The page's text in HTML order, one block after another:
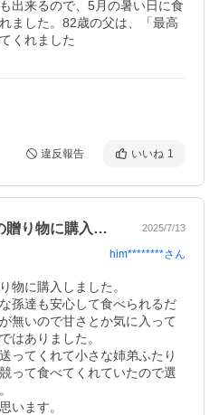
出来るので、5月の暑い日に食
ました。82歳の父は、「最高
くれました
違反報告 いいね 1
遠方にいる息子家族への贈り物に購入しま… 2025/7/13
him********さん
物に購入しました。
孫達も安心して食べられるだ
無いので甘さとか気に入って
はありました。
ってくれて小さな姉弟ふたり
って食べてくれていたので選
います。